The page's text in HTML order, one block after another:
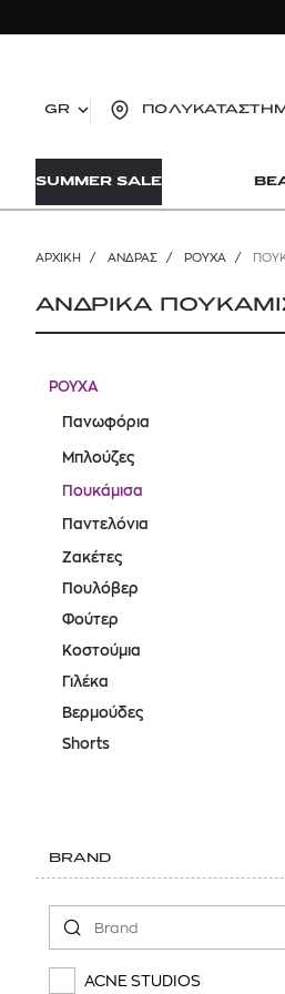
GR
SUMMER SALE
ΑΡΧΙΚΉ / ΑΝΔΡΑΣ / ΡΟΥΧΑ /
ΑΝΔΡΙΚΑ
ΡΟΥΧΑ
Πανωφόρια
Μπλούζες
Πουκάμισα
Παντελόνια
Ζακέτες
Πουλόβερ
Φούτερ
Κοστούμια
Γιλέκα
Βερμούδες
Shorts
BRAND
ACNE STUDIOS